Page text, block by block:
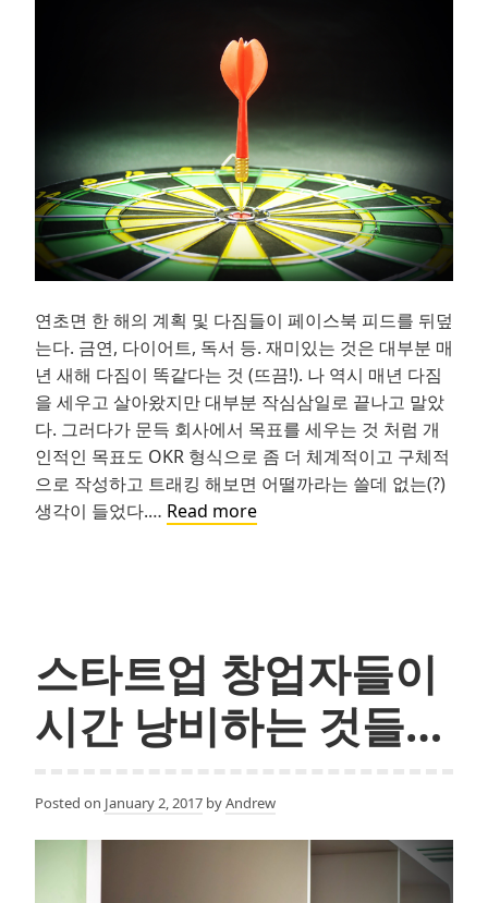
연초면 한 해의 계획 및 다짐들이 페이스북 피드를 뒤덮
는다. 금연, 다이어트, 독서 등. 재미있는 것은 대부분 매
년 새해 다짐이 똑같다는 것 (뜨끔!). 나 역시 매년 다짐
을 세우고 살아왔지만 대부분 작심삼일로 끝나고 말았
다. 그러다가 문득 회사에서 목표를 세우는 것 처럼 개
인적인 목표도 OKR 형식으로 좀 더 체계적이고 구체적
으로 작성하고 트래킹 해보면 어떨까라는 쓸데 없는(?)
생각이 들었다.… Read moreOKR
설
정
에
적
해
보
스타트업 창업자들이
시간 낭비하는 것들…
Posted on January 2, 2017 byAndrew